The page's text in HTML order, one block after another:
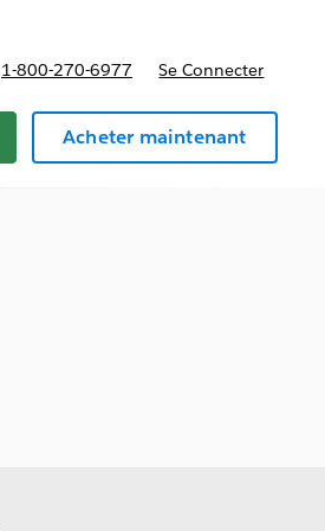
1-800-270-6977 Se Connecter
Acheter maintenant